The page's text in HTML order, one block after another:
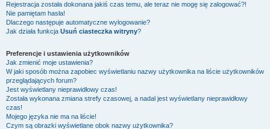
Rejestracja została dokonana jakiś czas temu, ale teraz nie mogę się zalogować?!
Nie pamiętam hasła!
Dlaczego następuje automatyczne wylogowanie?
Jak działa funkcja Usuń ciasteczka witryny?
Preferencje i ustawienia użytkowników
Jak zmienić moje ustawienia?
W jaki sposób można zapobiec wyświetlaniu nazwy użytkownika na liście użytkowników
przeglądających forum?
Jest wyświetlany nieprawidłowy czas!
Została wykonana zmiana strefy czasowej, a nadal jest wyświetlany nieprawidłowy
czas!
Mojego języka nie ma na liście!
Czym są obrazki wyświetlane obok nazwy użytkownika?